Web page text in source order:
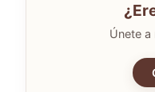
Únete